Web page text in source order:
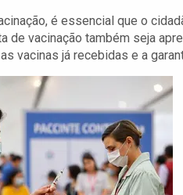
é essencial que o
de vacinação também seja
vacinas já recebidas e a